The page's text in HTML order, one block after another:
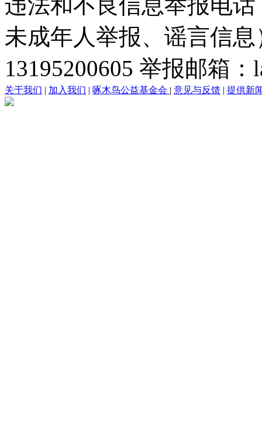
违法和不良信息举报电
未成年人举报、谣言信
13195200605 举报邮箱
关于我们 | 加入我们 | 啄木鸟公益基金会 | 意见与反馈 | 提供新